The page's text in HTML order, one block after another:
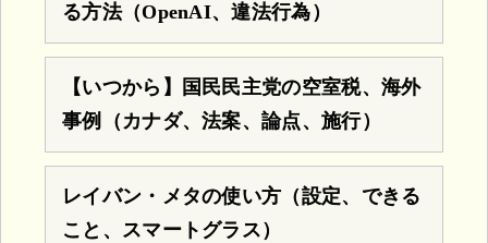
る方法（OpenAI、違法行為）
【いつから】国民民主党の空室税、海外
事例（カナダ、法案、論点、施行）
レイバン・メタの使い方（設定、できる
こと、スマートグラス）